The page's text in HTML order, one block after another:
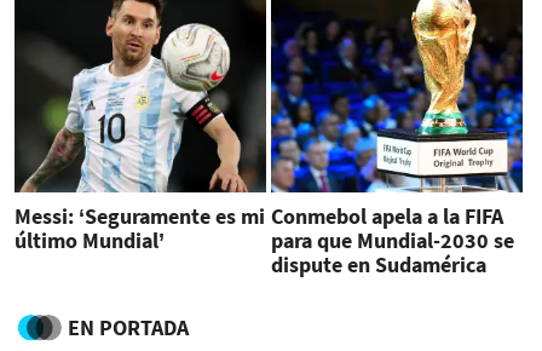
Messi: ‘Seguramente es mi
último Mundial’
Conmebol apela a la FIFA
para que Mundial-2030 se
dispute en Sudamérica
EN PORTADA